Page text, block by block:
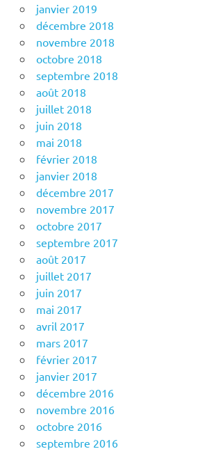
janvier 2019
décembre 2018
novembre 2018
octobre 2018
septembre 2018
août 2018
juillet 2018
juin 2018
mai 2018
février 2018
janvier 2018
décembre 2017
novembre 2017
octobre 2017
septembre 2017
août 2017
juillet 2017
juin 2017
mai 2017
avril 2017
mars 2017
février 2017
janvier 2017
décembre 2016
novembre 2016
octobre 2016
septembre 2016